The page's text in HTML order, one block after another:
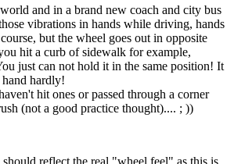
and in a brand new coach and city bus
vibrations in hands while driving, hands
but the wheel goes out in opposite
hit a curb of sidewalk for example,
just can not hold it in the same position! It
hardly!
hit ones or passed through a corner
(not a good practice thought).... ; ))
should reflect the real "wheel feel" as this is